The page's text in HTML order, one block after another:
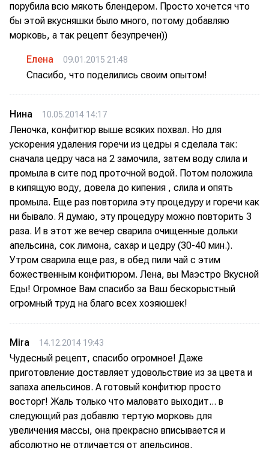
порубила всю мякоть блендером. Просто хочется что
бы этой вкусняшки было много, потому добавляю
морковь, а так рецепт безупречен))
Елена 09.01.2015 21:48
Спасибо, что поделились своим опытом!
Нина 10.05.2014 14:17
Леночка, конфитюр выше всяких похвал. Но для
ускорения удаления горечи из цедры я сделала так:
сначала цедру часа на 2 замочила, затем воду слила и
промыла в сите под проточной водой. Потом положила
в кипящую воду, довела до кипения , слила и опять
промыла. Еще раз повторила эту процедуру и горечи как
ни бывало. Я думаю, эту процедуру можно повторить 3
раза. И в этот же вечер сварила очищенные дольки
апельсина, сок лимона, сахар и цедру (30-40 мин.).
Утром сварила еще раз, в обед пили чай с этим
божественным конфитюром. Лена, вы Маэстро Вкусной
Еды! Огромное Вам спасибо за Ваш бескорыстный
огромный труд на благо всех хозяюшек!
Mira 14.12.2014 19:43
Чудесный рецепт, спасибо огромное! Даже
приготовление доставляет удовольствие из за цвета и
запаха апельсинов. А готовый конфитюр просто
восторг! Жаль только что маловато выходит... в
следующий раз добавлю тертую морковь для
увеличения массы, она прекрасно вписывается и
абсолютно не отличается от апельсинов.